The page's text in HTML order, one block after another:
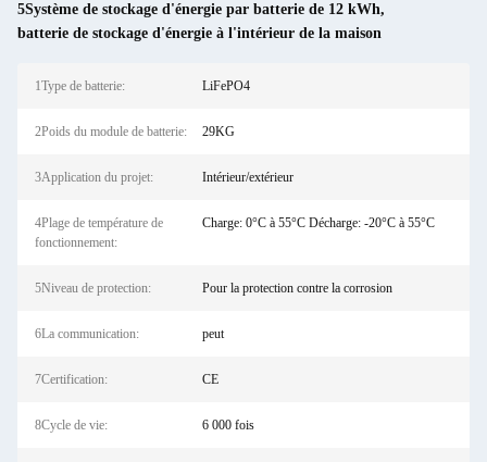
5Système de stockage d'énergie par batterie de 12 kWh,
batterie de stockage d'énergie à l'intérieur de la maison
1Type de batterie: LiFePO4
2Poids du module de batterie: 29KG
3Application du projet: Intérieur/extérieur
4Plage de température de
fonctionnement:
Charge: 0°C à 55°C Décharge: -20°C à 55°C
5Niveau de protection: Pour la protection contre la corrosion
6La communication: peut
7Certification: CE
8Cycle de vie: 6 000 fois